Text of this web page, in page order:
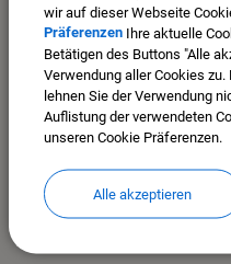
Bitte aktivieren Sie
wir auf dieser Webseite
Präferenzen Ihre aktuelle
Betätigen des Buttons "Alle
Verwendung aller Cookies
lehnen Sie der Verwendung
Auflistung der verwendeten
unseren Cookie Präferenzen.
Alle akzeptieren